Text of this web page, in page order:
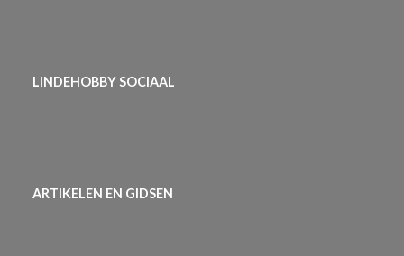
LINDEHOBBY SOCIAAL
ARTIKELEN EN GIDSEN